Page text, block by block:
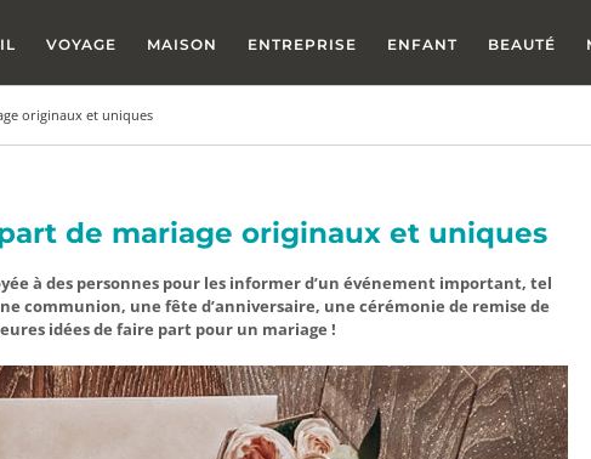
VOYAGE MAISON ENTREPRISE ENFANT BEAUTÉ
originaux et uniques
de mariage originaux et uniques
à des personnes pour les informer d’un événement important, tel
communion, une fête d’anniversaire, une cérémonie de remise de
idées de faire part pour un mariage !